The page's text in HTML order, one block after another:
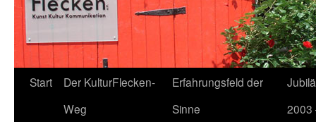
Start
Der KulturFlecken-
Weg
Erfahrungsfeld der
Sinne
2003